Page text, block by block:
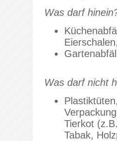
Was darf
Was darf nicht
Tierkot
Tabak,